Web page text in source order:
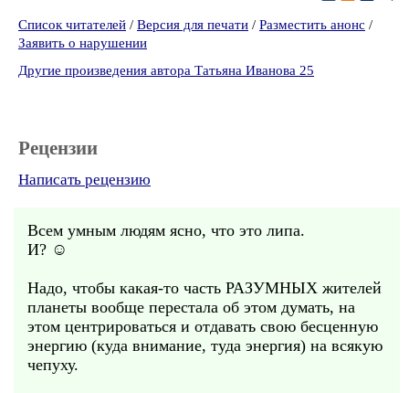
Список читателей / Версия для печати / Разместить анонс /
Заявить о нарушении
Другие произведения автора Татьяна Иванова 25
Рецензии
Написать рецензию
Всем умным людям ясно, что это липа.
И? ☺️
Надо, чтобы какая-то часть РАЗУМНЫХ жителей
планеты вообще перестала об этом думать, на
этом центрироваться и отдавать свою бесценную
энергию (куда внимание, туда энергия) на всякую
чепуху.